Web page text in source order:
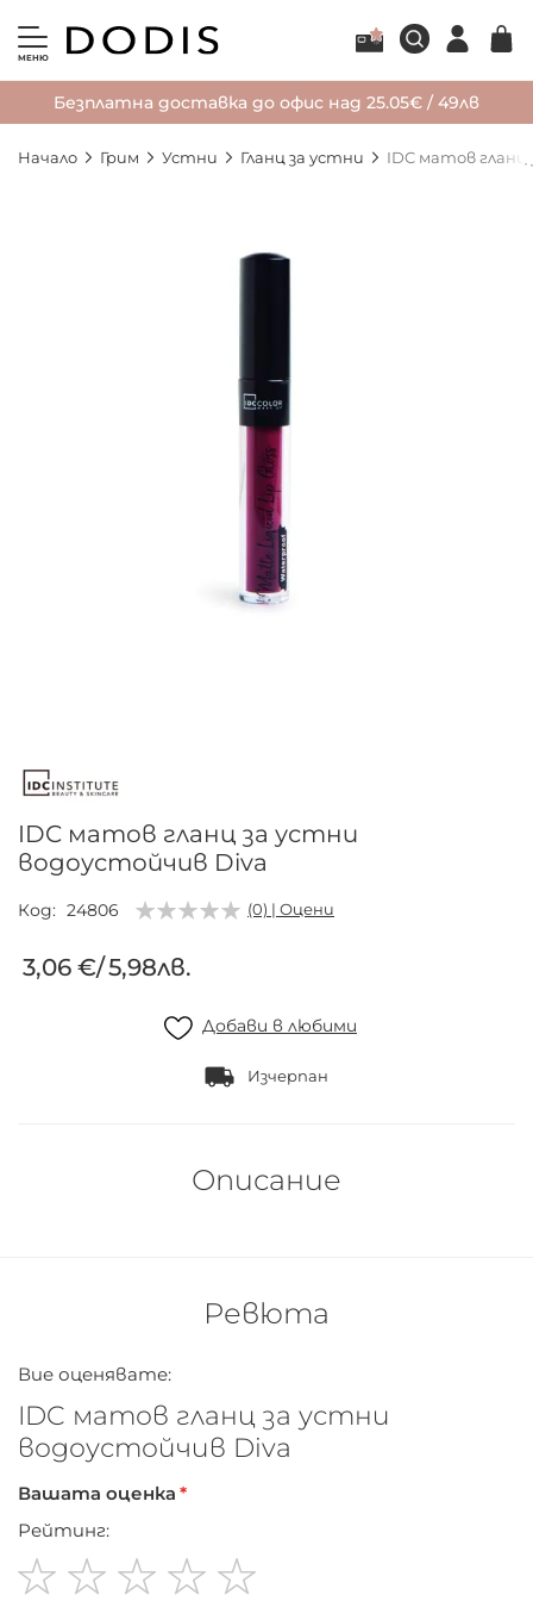
МЕНЮ
Безплатна доставка до офис над 25.05€ / 49лв
Начало Грим Устни Гланц за устни IDC матов
на
със
снимки
IDC матов гланц за устни
водоустойчив Diva
Код 24806 (0) | Оцени
3,06 €/5,98лв.
Добави в любими
Изчерпан
Описание
Ревюта
Вие оценявате:
IDC матов гланц за устни
водоустойчив Diva
Вашата оценка
Рейтинг: